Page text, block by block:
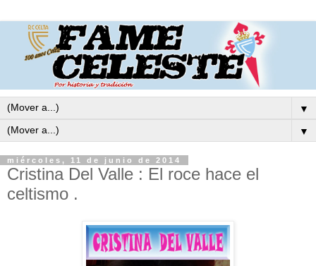
▼
▼
miércoles, 11 de junio de 2014
Cristina Del Valle : El roce hace el
celtismo .